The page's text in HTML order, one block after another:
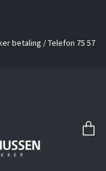
betaling / Telefon 75 57